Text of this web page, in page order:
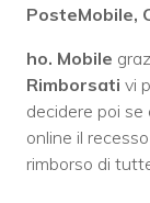
PosteMobile,
ho. Mobile
Rimborsati vi
decidere poi
online il
rimborso di